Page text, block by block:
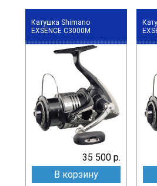
Катушка Shimano
EXSENCE C3000M
35 500 р.
В корзину